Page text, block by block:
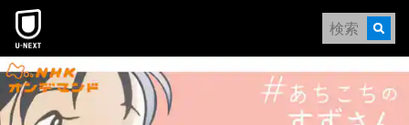
本文へスキップ